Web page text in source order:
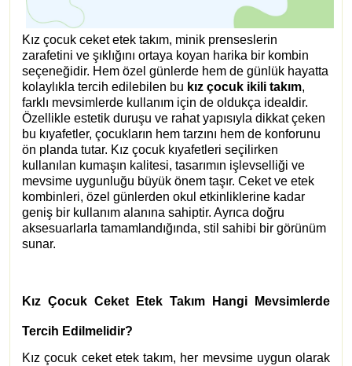
Kız çocuk ceket etek takım, minik prenseslerin
zarafetini ve şıklığını ortaya koyan harika bir kombin
seçeneğidir. Hem özel günlerde hem de günlük hayatta
kolaylıkla tercih edilebilen bu kız çocuk ikili takım,
farklı mevsimlerde kullanım için de oldukça idealdir.
Özellikle estetik duruşu ve rahat yapısıyla dikkat çeken
bu kıyafetler, çocukların hem tarzını hem de konforunu
ön planda tutar. Kız çocuk kıyafetleri seçilirken
kullanılan kumaşın kalitesi, tasarımın işlevselliği ve
mevsime uygunluğu büyük önem taşır. Ceket ve etek
kombinleri, özel günlerden okul etkinliklerine kadar
geniş bir kullanım alanına sahiptir. Ayrıca doğru
aksesuarlarla tamamlandığında, stil sahibi bir görünüm
sunar.
Kız Çocuk Ceket Etek Takım Hangi Mevsimlerde
Tercih Edilmelidir?
Kız çocuk ceket etek takım, her mevsime uygun olarak